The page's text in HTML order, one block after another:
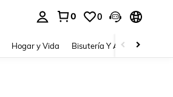
0 0
Hogar y Vida Bisutería Y Accesorios